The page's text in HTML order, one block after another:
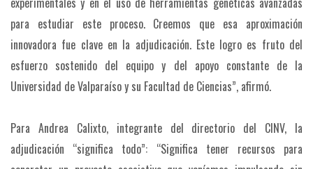
para estudiar este proceso. Creemos que esa aproximación
innovadora fue clave en la adjudicación. Este logro es fruto del
esfuerzo sostenido del equipo y del apoyo constante de la
Universidad de Valparaíso y su Facultad de Ciencias”, afirmó.
Para Andrea Calixto, integrante del directorio del CINV, la
adjudicación “significa todo”: “Significa tener recursos para